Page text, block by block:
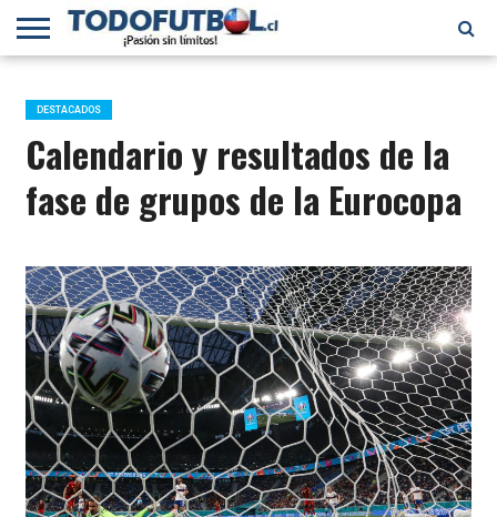
PRIMERA
B
SELECCIÓN
CHILENA
CHILENOS
EN EL
MUNDO
FÚTBOL
INTERNACIONAL
DESTACADOS
Calendario y resultados de la
fase de grupos de la Eurocopa